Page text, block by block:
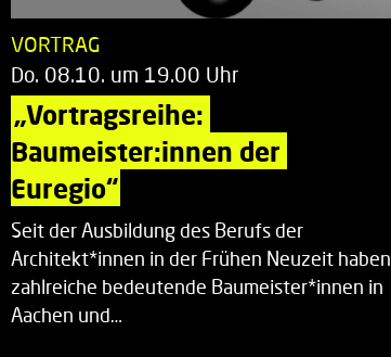
VORTRAG
Do. 08.10. um 19.00 Uhr
„Vortragsreihe:
Baumeister:innen der
Euregio“
Seit der Ausbildung des Berufs der
Architekt*innen in der Frühen Neuzeit haben
zahlreiche bedeutende Baumeister*innen in
Aachen und…